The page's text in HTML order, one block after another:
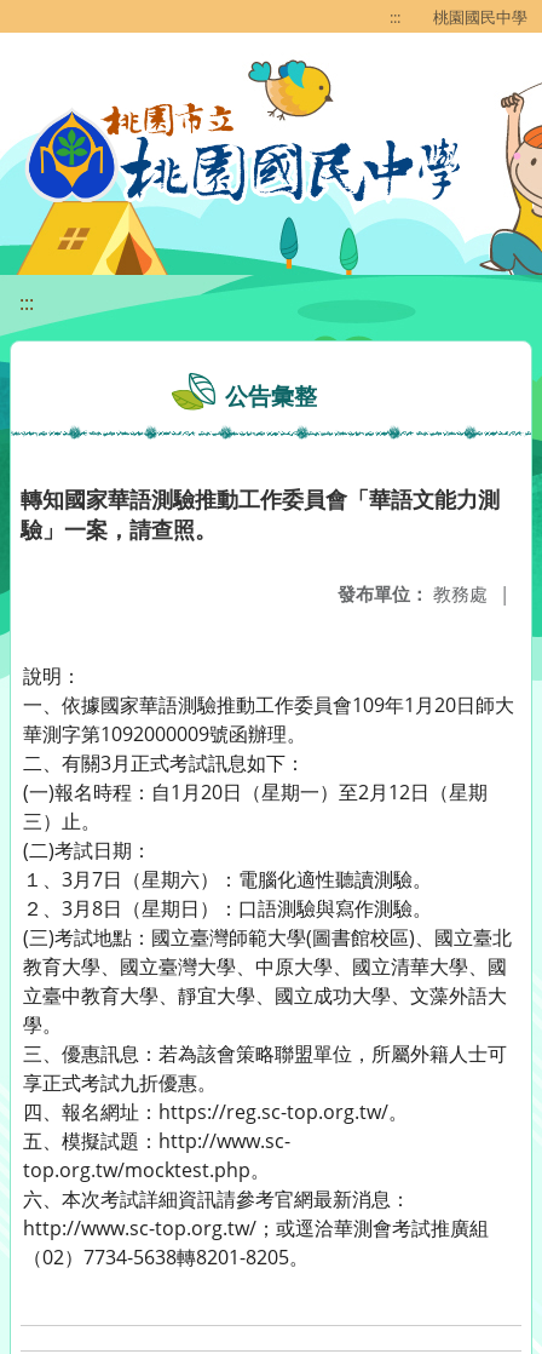
::: 桃園國民中學
:::
公告彙整
轉知國家華語測驗推動工作委員會「華語文能力測
驗」一案，請查照。
發布單位： 教務處 |
說明：
一、依據國家華語測驗推動工作委員會109年1月20日師大
華測字第1092000009號函辦理。
二、有關3月正式考試訊息如下：
(一)報名時程：自1月20日（星期一）至2月12日（星期
三）止。
(二)考試日期：
１、3月7日（星期六）：電腦化適性聽讀測驗。
２、3月8日（星期日）：口語測驗與寫作測驗。
(三)考試地點：國立臺灣師範大學(圖書館校區)、國立臺北
教育大學、國立臺灣大學、中原大學、國立清華大學、國
立臺中教育大學、靜宜大學、國立成功大學、文藻外語大
學。
三、優惠訊息：若為該會策略聯盟單位，所屬外籍人士可
享正式考試九折優惠。
四、報名網址：https://reg.sc-top.org.tw/。
五、模擬試題：http://www.sc-
top.org.tw/mocktest.php。
六、本次考試詳細資訊請參考官網最新消息：
http://www.sc-top.org.tw/；或逕洽華測會考試推廣組
（02）7734-5638轉8201-8205。